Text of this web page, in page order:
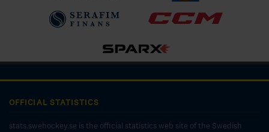
OFFICIAL STATISTICS
stats.swehockey.se is the official statistics web site of the Swedish